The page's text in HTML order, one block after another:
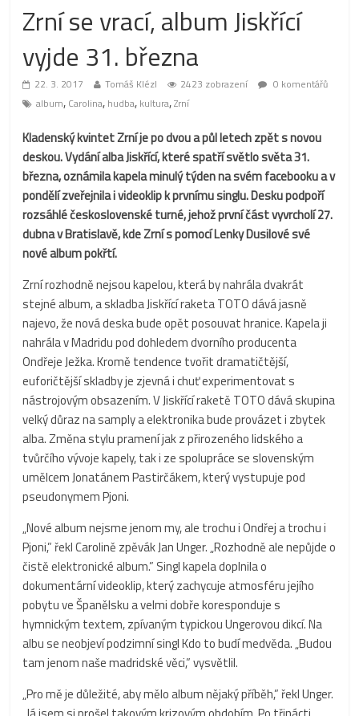
Zrní se vrací, album Jiskřící
vyjde 31. března
22. 3. 2017 Tomáš Klézl 2423 zobrazení
0 komentářů
album, Carolina, hudba, kultura,Zrní
Kladenský kvintet Zrní je po dvou a půl letech zpět s novou
deskou. Vydání alba Jiskřící, které spatří světlo světa 31.
března, oznámila kapela minulý týden na svém facebooku a v
pondělí zveřejnila i videoklip k prvnímu singlu. Desku podpoří
rozsáhlé československé turné, jehož první část vyvrcholí 27.
dubna v Bratislavě, kde Zrní s pomocí Lenky Dusilové své
nové album pokřtí.
Zrní rozhodně nejsou kapelou, která by nahrála dvakrát
stejné album, a skladba Jiskřící raketa TOTO dává jasně
najevo, že nová deska bude opět posouvat hranice. Kapela ji
nahrála v Madridu pod dohledem dvorního producenta
Ondřeje Ježka. Kromě tendence tvořit dramatičtější,
euforičtější skladby je zjevná i chuť experimentovat s
nástrojovým obsazením. V Jiskřící raketě TOTO dává skupina
velký důraz na samply a elektronika bude provázet i zbytek
alba. Změna stylu pramení jak z přirozeného lidského a
tvůrčího vývoje kapely, tak i ze spolupráce se slovenským
umělcem Jonatánem Pastirčákem, který vystupuje pod
pseudonymem Pjoni.
„Nové album nejsme jenom my, ale trochu i Ondřej a trochu i
Pjoni,” řekl Carolině zpěvák Jan Unger. „Rozhodně ale nepůjde o
čistě elektronické album.” Singl kapela doplnila o
dokumentární videoklip, který zachycuje atmosféru jejího
pobytu ve Španělsku a velmi dobře koresponduje s
hymnickým textem, zpívaným typickou Ungerovou dikcí. Na
albu se neobjeví podzimní singl Kdo to budí medvěda. „Budou
tam jenom naše madridské věci,” vysvětlil.
„Pro mě je důležité, aby mělo album nějaký příběh,” řekl Unger.